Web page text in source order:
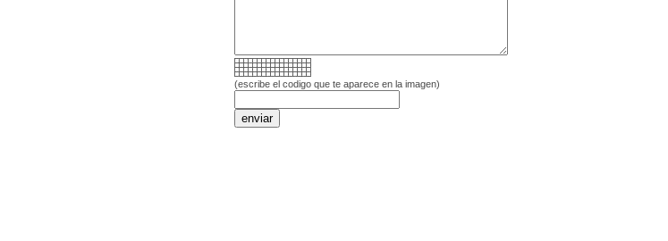
(escribe el codigo que te aparece en la imagen)